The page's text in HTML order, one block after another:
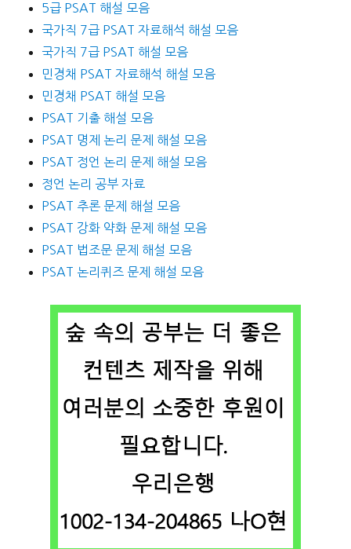
5급 PSAT 해설 모음
국가직 7급 PSAT 자료해석 해설 모음
국가직 7급 PSAT 해설 모음
민경채 PSAT 자료해석 해설 모음
민경채 PSAT 해설 모음
PSAT 기출 해설 모음
PSAT 명제 논리 문제 해설 모음
PSAT 정언 논리 문제 해설 모음
정언 논리 공부 자료
PSAT 추론 문제 해설 모음
PSAT 강화 약화 문제 해설 모음
PSAT 법조문 문제 해설 모음
PSAT 논리퀴즈 문제 해설 모음